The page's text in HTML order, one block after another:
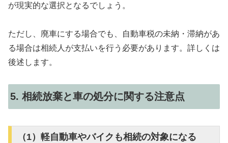
が現実的な選択となるでしょう。
ただし、廃車にする場合でも、自動車税の未納・滞納があ
る場合は相続人が支払いを行う必要があります。詳しくは
後述します。
5. 相続放棄と車の処分に関する注意点
（1）軽自動車やバイクも相続の対象になる